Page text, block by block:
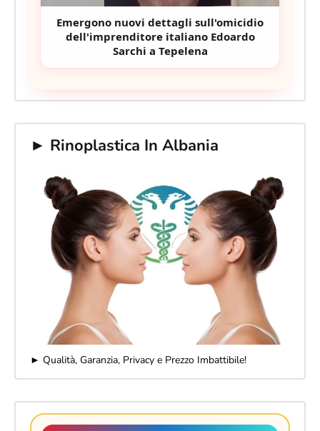
Emergono nuovi dettagli sull'omicidio
dell'imprenditore italiano Edoardo
Sarchi a Tepelena
► Rinoplastica In Albania
► Qualità, Garanzia, Privacy e Prezzo Imbattibile!